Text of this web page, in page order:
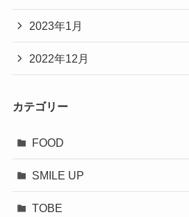
2023年1月
2022年12月
カテゴリー
FOOD
SMILE UP
TOBE